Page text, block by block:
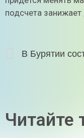
подсчета
Читайте